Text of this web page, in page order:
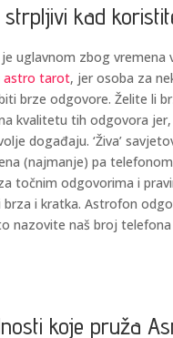
strpljivi kad
je uglavnom zbog vremena
astro tarot, jer osoba za
brze odgovore. Želite li
kvalitetu tih odgovora jer,
događaju. ‘Živa’
(najmanje) pa
točnim odgovorima i
i kratka. Astrofon
nazovite naš broj
koje pruža